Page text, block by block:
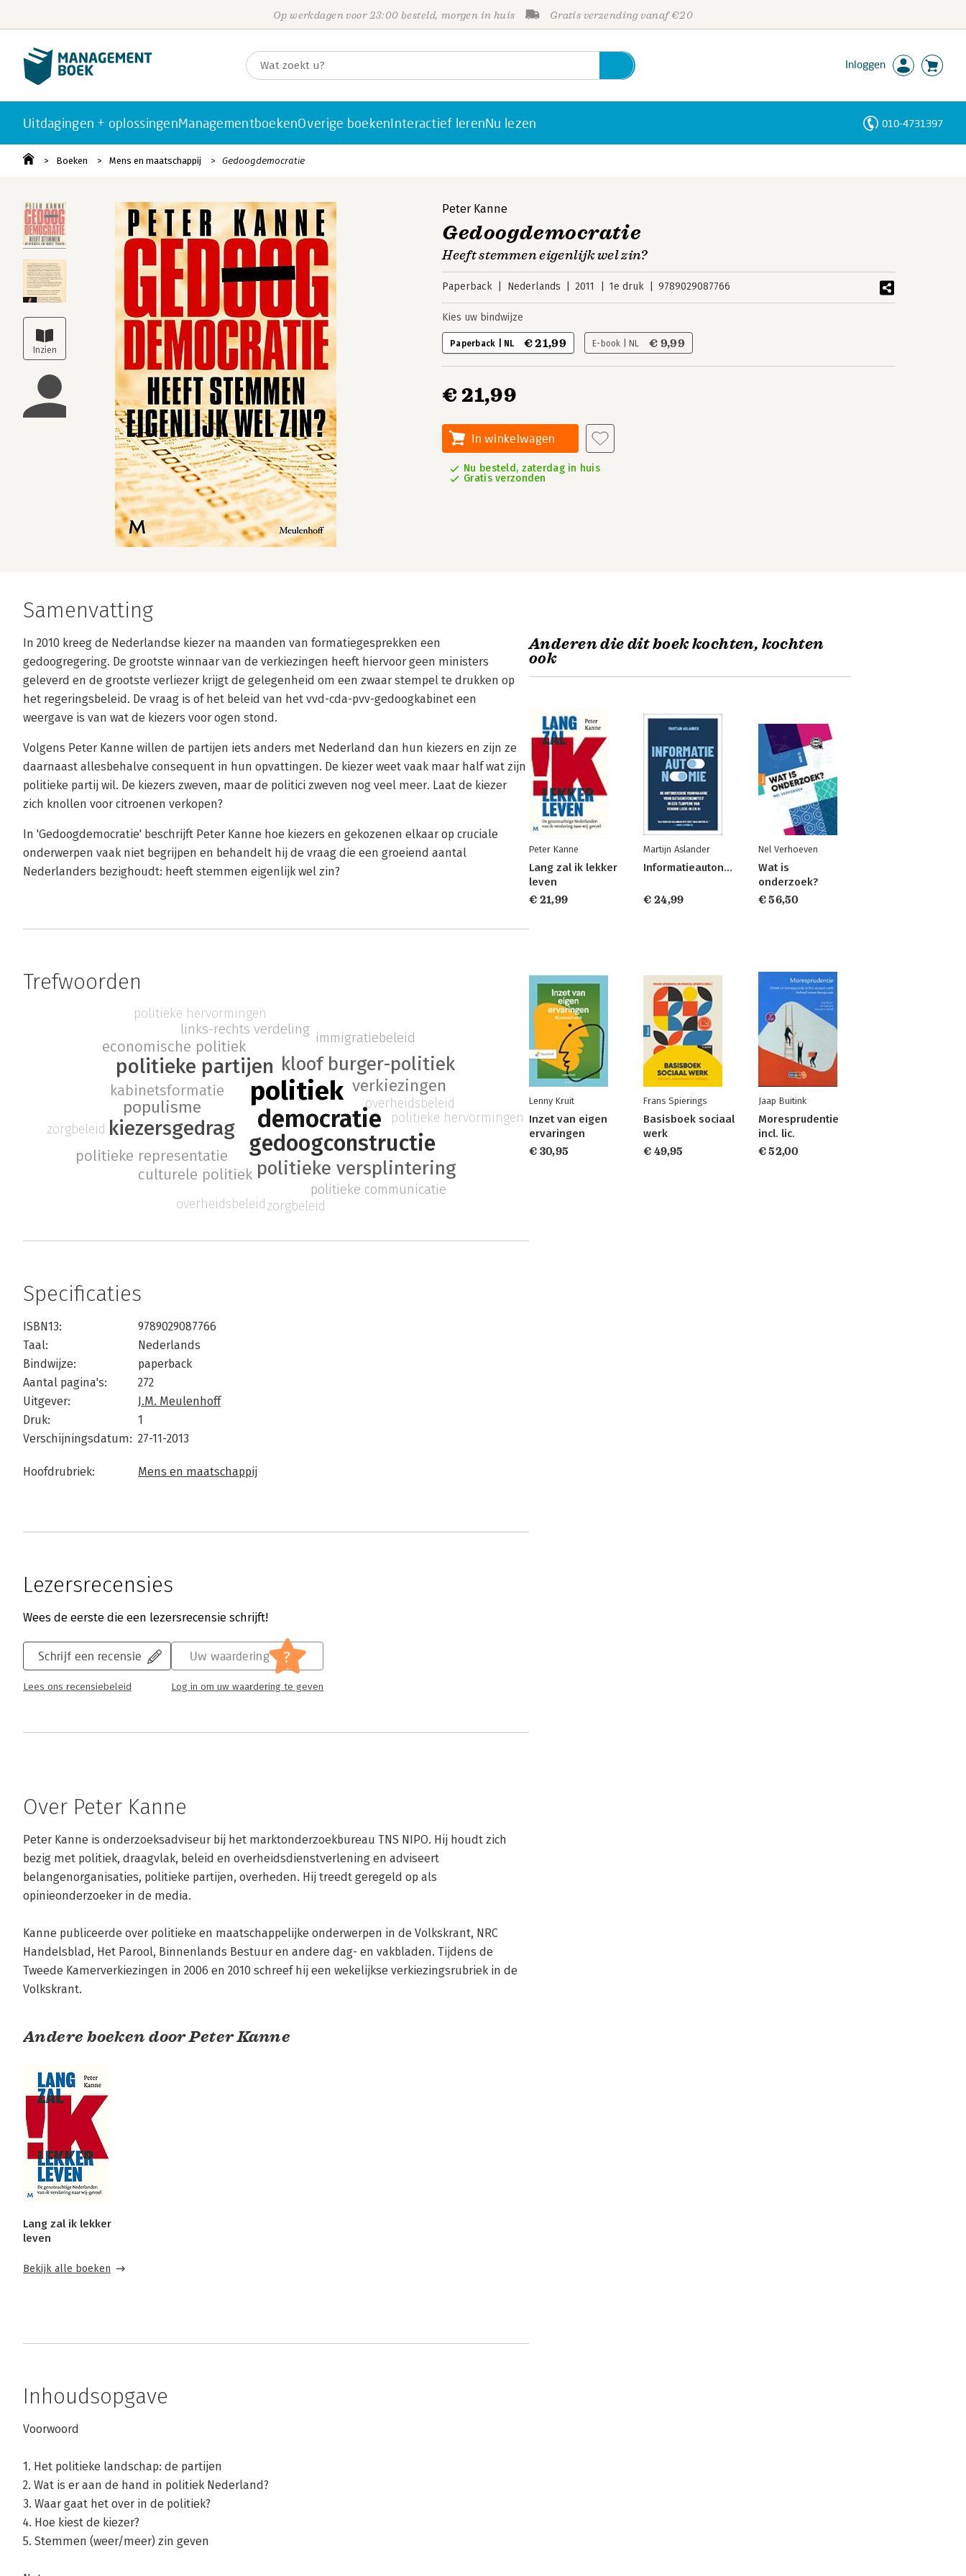
Op werkdagen voor 23:00 besteld, morgen in huis Gratis verzending vanaf €20
Inloggen
Uitdagingen + oplossingenManagementboekenOverige boekenInteractief lerenNu lezen 010-4731397
Boeken Mens en maatschappij Gedoogdemocratie
Peter Kanne
Gedoogdemocratie
Heeft stemmen eigenlijk wel zin?
Paperback Nederlands 2011 1e druk 9789029087766
Kies uw bindwijze
Paperback | NL € 21,99 E-book | NL € 9,99
€ 21,99
In winkelwagen
Nu besteld, zaterdag in huis
Gratis verzonden
Samenvatting
In 2010 kreeg de Nederlandse kiezer na maanden van formatiegesprekken een
gedoogregering. De grootste winnaar van de verkiezingen heeft hiervoor geen ministers
geleverd en de grootste verliezer krijgt de gelegenheid om een zwaar stempel te drukken op
het regeringsbeleid. De vraag is of het beleid van het vvd-cda-pvv-gedoogkabinet een
weergave is van wat de kiezers voor ogen stond.
Volgens Peter Kanne willen de partijen iets anders met Nederland dan hun kiezers en zijn ze
daarnaast allesbehalve consequent in hun opvattingen. De kiezer weet vaak maar half wat zijn
politieke partij wil. De kiezers zweven, maar de politici zweven nog veel meer. Laat de kiezer
zich knollen voor citroenen verkopen?
In 'Gedoogdemocratie' beschrijft Peter Kanne hoe kiezers en gekozenen elkaar op cruciale
onderwerpen vaak niet begrijpen en behandelt hij de vraag die een groeiend aantal
Nederlanders bezighoudt: heeft stemmen eigenlijk wel zin?
Trefwoorden
politiek
democratie
gedoogconstructie
kiezersgedrag
politieke partijen
politieke versplintering
kloof burger-politiek
populisme
verkiezingen
kabinetsformatie
culturele politiek
politieke representatie
economische politiek
links-rechts verdeling immigratiebeleid
politieke communicatie
overheidsbeleid
politieke hervormingen
zorgbeleid
overheidsbeleid
politieke hervormingen
zorgbeleid
Specificaties
ISBN13:
9789029087766
Taal:
Nederlands
Bindwijze:
paperback
Aantal pagina's:
272
Uitgever:
J.M. Meulenhoff
Druk:
1
Verschijningsdatum: 27-11-2013
Hoofdrubriek: Mens en maatschappij
Lezersrecensies
Wees de eerste die een lezersrecensie schrijft!
Schrijf een recensie
Lees ons recensiebeleid
Uw waardering ?
Log in om uw waardering te geven
Over Peter Kanne
Peter Kanne is onderzoeksadviseur bij het marktonderzoekbureau TNS NIPO. Hij houdt zich
bezig met politiek, draagvlak, beleid en overheidsdienstverlening en adviseert
belangenorganisaties, politieke partijen, overheden. Hij treedt geregeld op als
opinieonderzoeker in de media.
Kanne publiceerde over politieke en maatschappelijke onderwerpen in de Volkskrant, NRC
Handelsblad, Het Parool, Binnenlands Bestuur en andere dag- en vakbladen. Tijdens de
Tweede Kamerverkiezingen in 2006 en 2010 schreef hij een wekelijkse verkiezingsrubriek in de
Volkskrant.
Andere boeken door Peter Kanne
Lang zal ik lekker
leven
Bekijk alle boeken
Inhoudsopgave
Voorwoord
1. Het politieke landschap: de partijen
2. Wat is er aan de hand in politiek Nederland?
3. Waar gaat het over in de politiek?
4. Hoe kiest de kiezer?
5. Stemmen (weer/meer) zin geven
Anderen die dit boek kochten, kochten
ook
Peter Kanne
Lang zal ik lekker
leven
€ 21,99
Martijn Aslander
Informatieautonomie
€ 24,99
Nel Verhoeven
Wat is
onderzoek?
€ 56,50
Lenny Kruit
Inzet van eigen
ervaringen
€ 30,95
Frans Spierings
Basisboek sociaal
werk
€ 49,95
Jaap Buitink
Moresprudentie
incl. lic.
€ 52,00
Personen